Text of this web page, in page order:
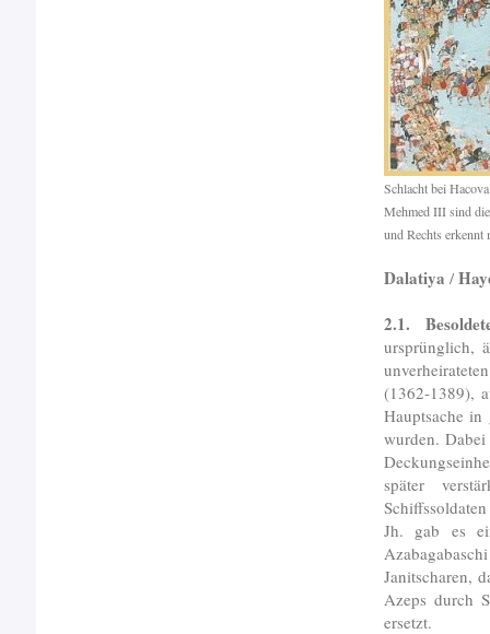
Schlacht bei
Mehmed III sind
und Rechts erkennt
Dalatiya /
2.1.
ursprünglich,
(1362-1389),
Hauptsache
wurden.
später
Jh. gab es
Janitscharen,
Azeps durch
ersetzt.